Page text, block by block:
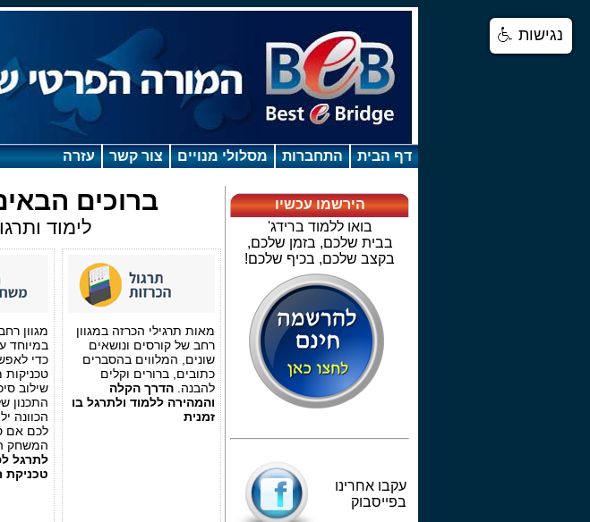
דף הבית התחברות מסלולי מנויים צור קשר עזרה
הירשמו עכשיו
בואו ללמוד ברידג'
בבית שלכם, בזמן שלכם,
בקצב שלכם, בכיף שלכם!
עקבו אחרינו
בפייסבוק
ברוכים
לימוד
מאות תרגילי הכרזה במגוון
רחב של קורסים ונושאים
שונים, המלווים בהסברים
כתובים, ברורים וקלים
להבנה. הדרך הקלה
והמהירה ללמוד ולתרגל בו
זמנית
מגוון
במיוחד
כדי
טכניקות
שילוב
התכנון
הכוונה
לכם אם
המשחק
לתרגל
נגישות